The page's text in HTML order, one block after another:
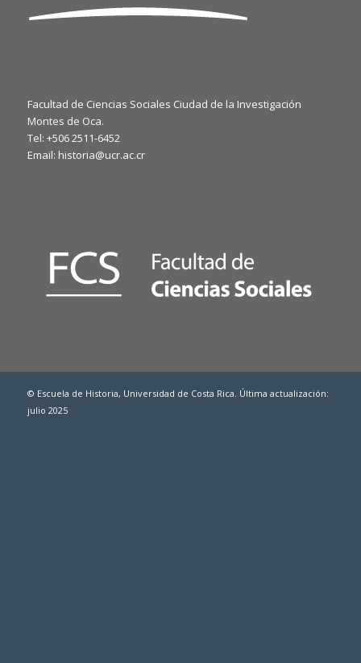
Facultad de Ciencias Sociales Ciudad de la Investigación
Montes de Oca.
Tel: +506 2511-6452
Email: historia@ucr.ac.cr
© Escuela de Historia, Universidad de Costa Rica. Última actualización:
julio 2025